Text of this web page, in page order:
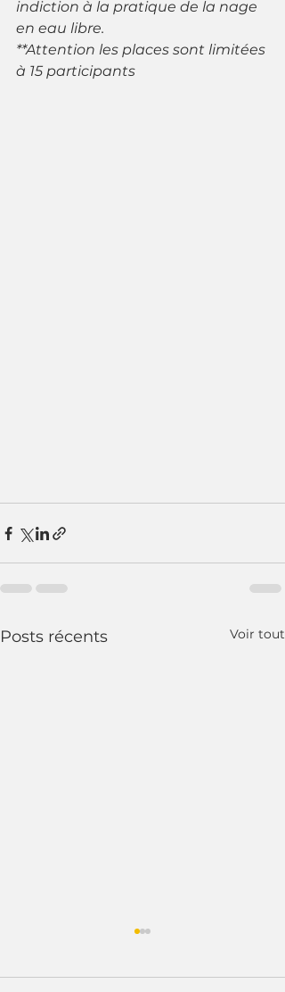
indiction à la pratique de la nage
en eau libre.
**Attention les places sont limitées
à 15 participants
Posts récents Voir tout